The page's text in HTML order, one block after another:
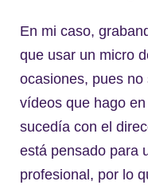
En mi caso,
que usar un micro
ocasiones, pues
vídeos que hago
sucedía con el
está pensado para
profesional, por lo